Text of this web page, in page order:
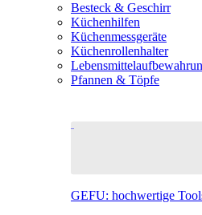
Besteck & Geschirr
Küchenhilfen
Küchenmessgeräte
Küchenrollenhalter
Pfannen & Töpfe
GEFU: hochwertige